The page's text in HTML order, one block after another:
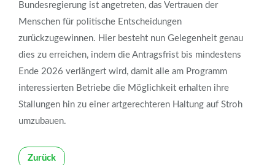
Bundesregierung ist angetreten, das Vertrauen der
Menschen für politische Entscheidungen
zurückzugewinnen. Hier besteht nun Gelegenheit genau
dies zu erreichen, indem die Antragsfrist bis mindestens
Ende 2026 verlängert wird, damit alle am Programm
interessierten Betriebe die Möglichkeit erhalten ihre
Stallungen hin zu einer artgerechteren Haltung auf Stroh
umzubauen.
Zurück